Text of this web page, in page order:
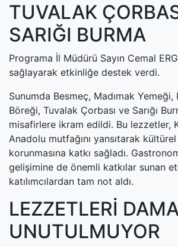
TUVALAK
SARIĞI BURMA
Programa İl Müdürü Sayın Cemal
sağlayarak etkinliğe destek verdi.
Sunumda Besmeç, Madımak
Böreği, Tuvalak Çorbası ve Sarığı
misafirlere ikram edildi. Bu lezzetler,
Anadolu mutfağını yansıtarak kültürel
korunmasına katkı sağladı.
gelişimine de önemli katkılar sunan
katılımcılardan tam not aldı.
LEZZETLERİ
UNUTULMUYOR